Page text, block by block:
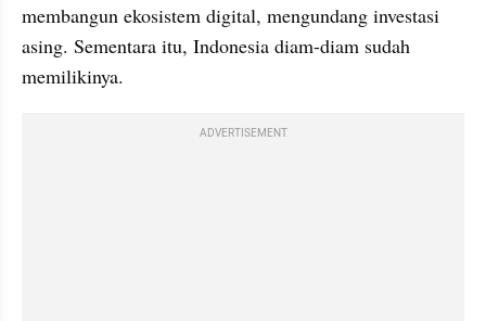
membangun ekosistem digital, mengundang investasi
asing. Sementara itu, Indonesia diam-diam sudah
memilikinya.
ADVERTISEMENT